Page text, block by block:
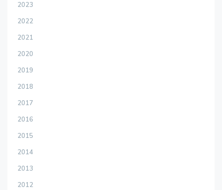
2023
2022
2021
2020
2019
2018
2017
2016
2015
2014
2013
2012